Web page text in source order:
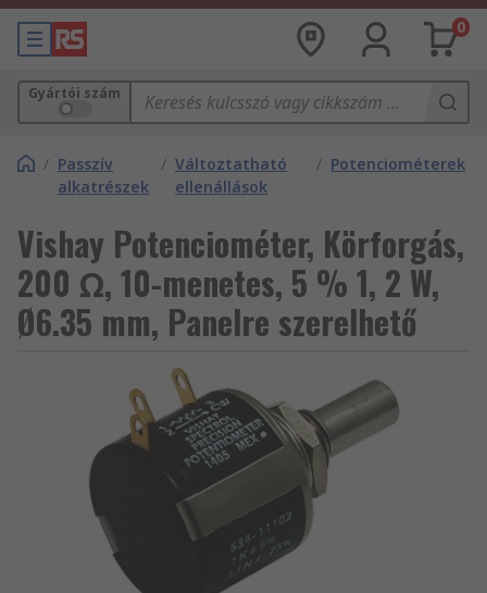
0
Gyártói szám
/ Passzív
alkatrészek
/ Változtatható
ellenállások
/ Potenciométerek
Vishay Potenciométer, Körforgás,
200 Ω, 10-menetes, 5 % 1, 2 W,
Ø6.35 mm, Panelre szerelhető